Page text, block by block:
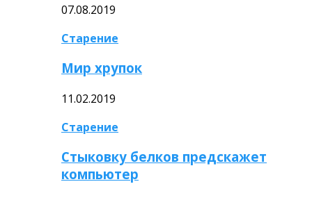
07.08.2019
Старение
Мир хрупок
11.02.2019
Старение
Стыковку белков предскажет
компьютер